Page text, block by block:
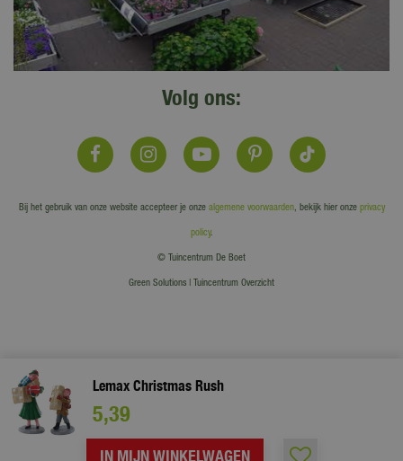
Lemax Christmas Rush
5,39
Volg ons:
Bij het gebruik van onze website accepteer je onze algemene voorwaarden, bekijk hier onze privacy
policy.
© Tuincentrum De Boet
Green Solutions Tuincentrum Overzicht